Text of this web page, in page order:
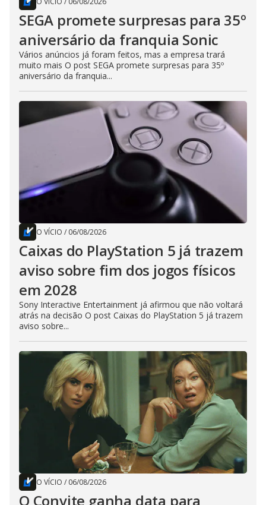
SEGA promete surpresas para 35º
aniversário da franquia Sonic
Vários anúncios já foram feitos, mas a empresa trará
muito mais O post SEGA promete surpresas para 35º
aniversário da franquia...
O VÍCIO / 06/08/2026
Caixas do PlayStation 5 já trazem
aviso sobre fim dos jogos físicos
em 2028
Sony Interactive Entertainment já afirmou que não voltará
atrás na decisão O post Caixas do PlayStation 5 já trazem
aviso sobre...
O VÍCIO / 06/08/2026
O Convite ganha data para